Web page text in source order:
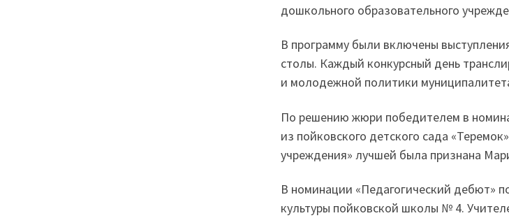
дошкольного образовательного
В программу были включены
столы. Каждый конкурсный день
и молодежной политики
По решению жюри победителем в
из пойковского детского сада
учреждения» лучшей была признана
В номинации «Педагогический дебют»
культуры пойковской школы № 4.